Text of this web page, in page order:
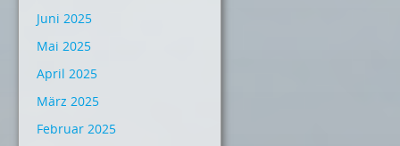
Juni 2025
Mai 2025
April 2025
März 2025
Februar 2025